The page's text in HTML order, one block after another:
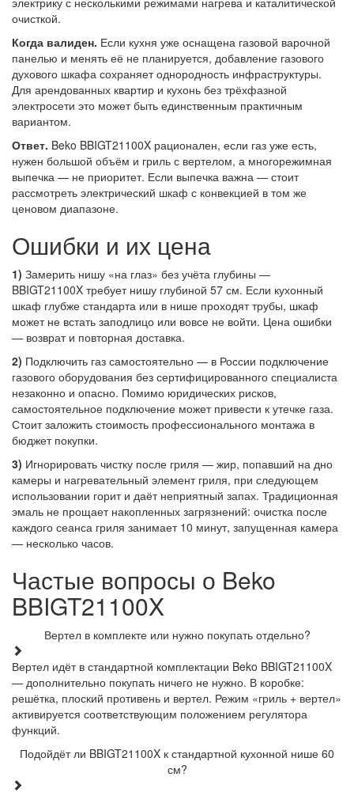
очисткой.
Когда валиден. Если кухня уже оснащена газовой варочной
панелью и менять её не планируется, добавление газового
духового шкафа сохраняет однородность инфраструктуры.
Для арендованных квартир и кухонь без трёхфазной
электросети это может быть единственным практичным
вариантом.
Ответ. Beko BBIGT21100X рационален, если газ уже есть,
нужен большой объём и гриль с вертелом, а многорежимная
выпечка — не приоритет. Если выпечка важна — стоит
рассмотреть электрический шкаф с конвекцией в том же
ценовом диапазоне.
Ошибки и их цена
1) Замерить нишу «на глаз» без учёта глубины —
BBIGT21100X требует нишу глубиной 57 см. Если кухонный
шкаф глубже стандарта или в нише проходят трубы, шкаф
может не встать заподлицо или вовсе не войти. Цена ошибки
— возврат и повторная доставка.
2) Подключить газ самостоятельно — в России подключение
газового оборудования без сертифицированного специалиста
незаконно и опасно. Помимо юридических рисков,
самостоятельное подключение может привести к утечке газа.
Стоит заложить стоимость профессионального монтажа в
бюджет покупки.
3) Игнорировать чистку после гриля — жир, попавший на дно
камеры и нагревательный элемент гриля, при следующем
использовании горит и даёт неприятный запах. Традиционная
эмаль не прощает накопленных загрязнений: очистка после
каждого сеанса гриля занимает 10 минут, запущенная камера
— несколько часов.
Частые вопросы о Beko
BBIGT21100X
Вертел в комплекте или нужно покупать отдельно?
Вертел идёт в стандартной комплектации Beko BBIGT21100X
— дополнительно покупать ничего не нужно. В коробке:
решётка, плоский противень и вертел. Режим «гриль + вертел»
активируется соответствующим положением регулятора
функций.
Подойдёт ли BBIGT21100X к стандартной кухонной нише 60
см?